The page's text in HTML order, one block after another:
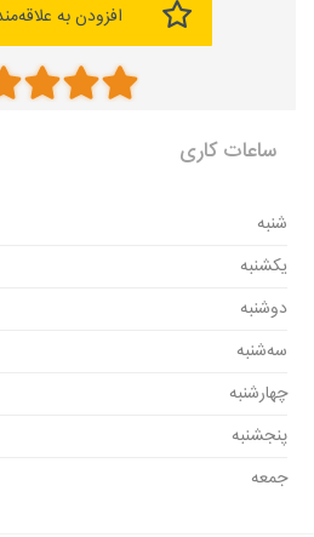
افزودن به
ساعات کاری
شنبه
یکشنبه
دوشنبه
سه‌شنبه
چهارشنبه
پنجشنبه
جمعه